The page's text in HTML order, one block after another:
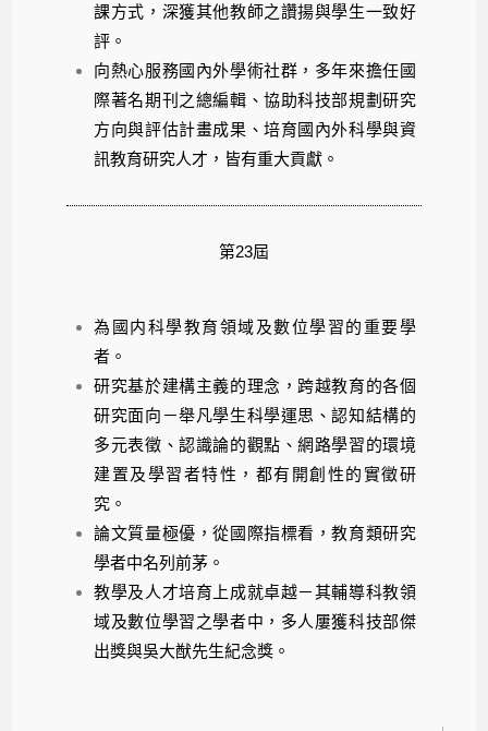
課方式，深獲其他教師之讚揚與學生一致好
評。
向熱心服務國內外學術社群，多年來擔任國
際著名期刊之總編輯、協助科技部規劃研究
方向與評估計畫成果、培育國內外科學與資
訊教育研究人才，皆有重大貢獻。
第23屆
為國内科學教育領域及數位學習的重要學
者。
研究基於建構主義的理念，跨越教育的各個
研究面向－舉凡學生科學運思、認知結構的
多元表徵、認識論的觀點、網路學習的環境
建置及學習者特性，都有開創性的實徵研
究。
論文質量極優，從國際指標看，教育類研究
學者中名列前茅。
教學及人才培育上成就卓越－其輔導科教領
域及數位學習之學者中，多人屢獲科技部傑
出獎與吳大猷先生紀念獎。